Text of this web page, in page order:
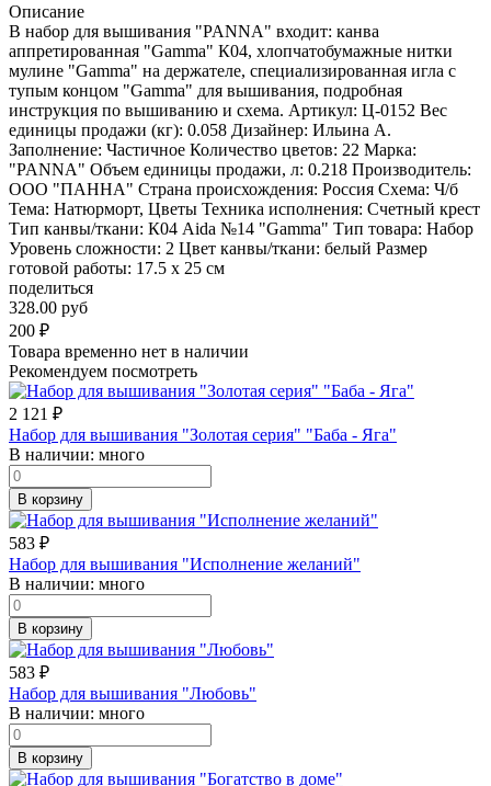
Описание
В набор для вышивания "PANNA" входит: канва
аппретированная "Gamma" К04, хлопчатобумажные нитки
мулине "Gamma" на держателе, специализированная игла с
тупым концом "Gamma" для вышивания, подробная
инструкция по вышиванию и схема. Артикул: Ц-0152 Вес
единицы продажи (кг): 0.058 Дизайнер: Ильина А.
Заполнение: Частичное Количество цветов: 22 Марка:
"PANNA" Объем единицы продажи, л: 0.218 Производитель:
ООО "ПАННА" Страна происхождения: Россия Схема: Ч/б
Тема: Натюрморт, Цветы Техника исполнения: Счетный крест
Тип канвы/ткани: К04 Aida №14 "Gamma" Тип товара: Набор
Уровень сложности: 2 Цвет канвы/ткани: белый Размер
готовой работы: 17.5 x 25 см
поделиться
328.00 руб
200 ₽
Товара временно нет в наличии
Рекомендуем посмотреть
2 121 ₽
Набор для вышивания "Золотая серия" "Баба - Яга"
В наличии: много
В корзину
583 ₽
Набор для вышивания "Исполнение желаний"
В наличии: много
В корзину
583 ₽
Набор для вышивания "Любовь"
В наличии: много
В корзину